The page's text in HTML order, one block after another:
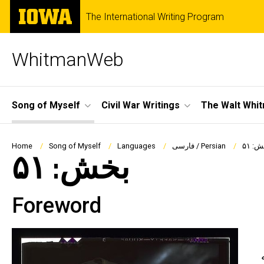
Skip
main
The
University
of
The International Writing Program
WhitmanWeb
Site
Main
Navigation
Song of Myself Civil War Writings The Walt
Breadcrumb
Home Song of Myself Languages فارسی / Persian ۵۱
بخش: ۵۱
Foreword